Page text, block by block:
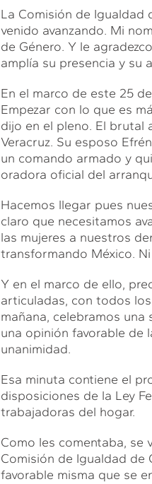
La Comisión de Igualdad
venido avanzando. Mi
de Género. Y le
amplía su presencia y su
En el marco de este 25
Empezar con lo que es
dijo en el pleno. El brutal
Veracruz. Su esposo
un comando armado y
oradora oficial del
Hacemos llegar pues
claro que necesitamos
las mujeres a nuestros
transformando México.
Y en el marco de ello,
articuladas, con todos
mañana, celebramos
una opinión favorable de
unanimidad.
Esa minuta contiene el
disposiciones de la Ley
trabajadoras del hogar.
Como les comentaba, se
Comisión de Igualdad
favorable misma que se